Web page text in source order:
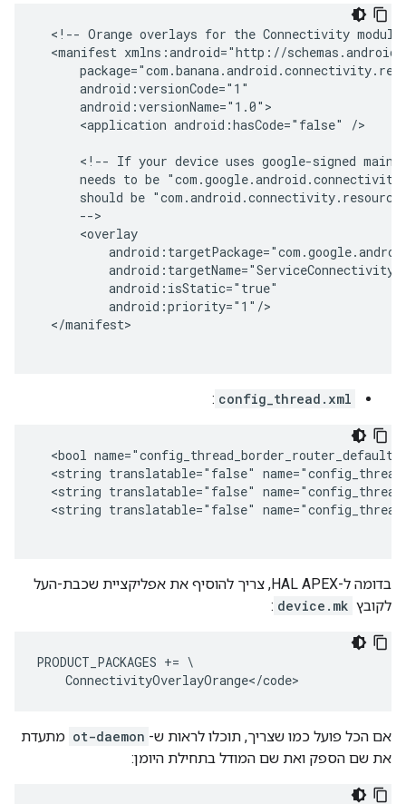
<!-- Orange overlays for the Connectivity module
<manifest xmlns:android="http://
      android:versionCode="1"
      android:versionName="1.0">
      <application android:hasCode="false" />
<!-- If your device uses google-signed
needs to be
should be
      -->
      <overlay
          android:isStatic="true"
          android:priority="1"/>
  </manifest>
config_thread.xml
:
<bool
<string translatable="false"
<string translatable="false"
<string translatable="false"
בדומה ל-HAL APEX, צריך להוסיף את אפליקציית שכבת-העל
לקובץ device.mk
:
PRODUCT_PACKAGES += \
אם הכל פועל כמו שצריך, תוכלו לראות ש- ot-daemon מתעדת
את שם הספק ואת שם המודל בתחילת היומן: